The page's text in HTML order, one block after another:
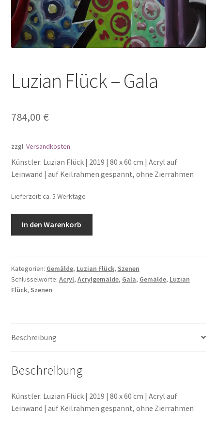
Luzian Flück – Gala
784,00 €
zzgl. Versandkosten
Künstler: Luzian Flück | 2019 | 80 x 60 cm | Acryl auf
Leinwand | auf Keilrahmen gespannt, ohne Zierrahmen
Lieferzeit: ca. 5 Werktage
In den Warenkorb
Kategorien: Gemälde, Luzian Flück, Szenen
Schlüsselworte: Acryl, Acrylgemälde, Gala, Gemälde, Luzian
Flück, Szenen
Beschreibung
Beschreibung
Künstler: Luzian Flück | 2019 | 80 x 60 cm | Acryl auf
Leinwand | auf Keilrahmen gespannt, ohne Zierrahmen